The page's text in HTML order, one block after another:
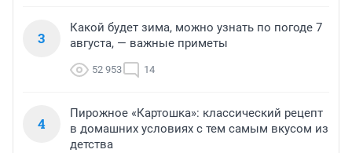
3
Какой будет зима, можно узнать по погоде 7
августа, — важные приметы
52 953 14
4
Пирожное «Картошка»: классический рецепт
в домашних условиях с тем самым вкусом из
детства